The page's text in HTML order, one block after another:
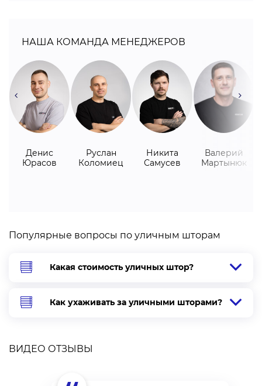
НАША КОМАНДА МЕНЕДЖЕРОВ
Денис
Юрасов
Руслан
Коломиец
Никита
Самусев
Валерий
Мартынюк
Популярные вопросы по уличным шторам
Какая стоимость уличных штор?
Как ухаживать за уличными шторами?
ВИДЕО ОТЗЫВЫ